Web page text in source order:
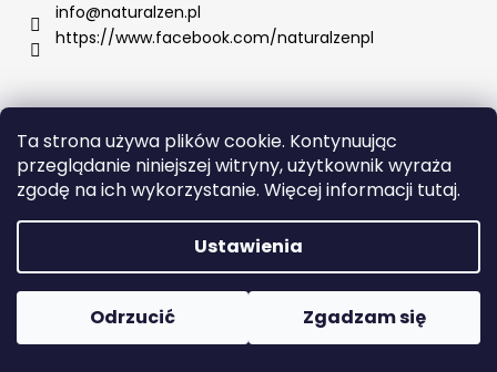
Ta strona używa plików cookie. Kontynuując
przeglądanie niniejszej witryny, użytkownik wyraża
zgodę na ich wykorzystanie. Więcej informacji tutaj.
Ustawienia
Odrzucić Zgadzam się
P
l
e
c
a
m
y
CHLORELLA
TABLETEK
info@naturalzen.pl
https://www.facebook.com/naturalzenpl
Opracował Shoptet
Copyright 2026Naturalzen. Wszystkie prawa
zastrzeżone.
Edytuj ustawienia plików cookie